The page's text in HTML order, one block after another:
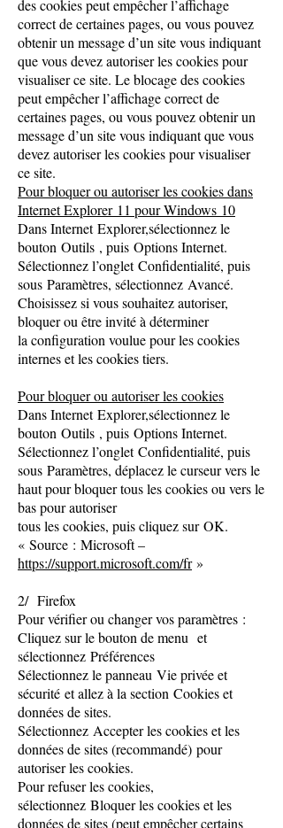
des cookies peut empêcher l’affichage
correct de certaines pages, ou vous pouvez
obtenir un message d’un site vous indiquant
que vous devez autoriser les cookies pour
visualiser ce site. Le blocage des cookies
peut empêcher l’affichage correct de
certaines pages, ou vous pouvez obtenir un
message d’un site vous indiquant que vous
devez autoriser les cookies pour visualiser
ce site.
Pour bloquer ou autoriser les cookies dans
Internet Explorer 11 pour Windows 10
Dans Internet Explorer,sélectionnez le
bouton Outils , puis Options Internet.
Sélectionnez l’onglet Confidentialité, puis
sous Paramètres, sélectionnez Avancé.
Choisissez si vous souhaitez autoriser,
bloquer ou être invité à déterminer
la configuration voulue pour les cookies
internes et les cookies tiers.
Pour bloquer ou autoriser les cookies
Dans Internet Explorer,sélectionnez le
bouton Outils , puis Options Internet.
Sélectionnez l’onglet Confidentialité, puis
sous Paramètres, déplacez le curseur vers le
haut pour bloquer tous les cookies ou vers le
bas pour autoriser
tous les cookies, puis cliquez sur OK.
« Source : Microsoft –
https://support.microsoft.com/fr»
2/ Firefox
Pour vérifier ou changer vos paramètres :
Cliquez sur le bouton de menu et
sélectionnez Préférences
Sélectionnez le panneau Vie privée et
sécurité et allez à la section Cookies et
données de sites.
Sélectionnez Accepter les cookies et les
données de sites (recommandé) pour
autoriser les cookies.
Pour refuser les cookies,
sélectionnez Bloquer les cookies et les
données de sites (peut empêcher certains